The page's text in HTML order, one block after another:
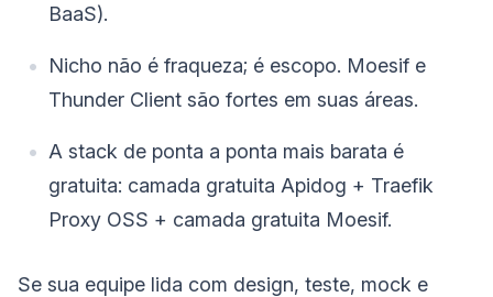
BaaS).
Nicho não é fraqueza; é escopo. Moesif e
Thunder Client são fortes em suas áreas.
A stack de ponta a ponta mais barata é
gratuita: camada gratuita Apidog + Traefik
Proxy OSS + camada gratuita Moesif.
Se sua equipe lida com design, teste, mock e